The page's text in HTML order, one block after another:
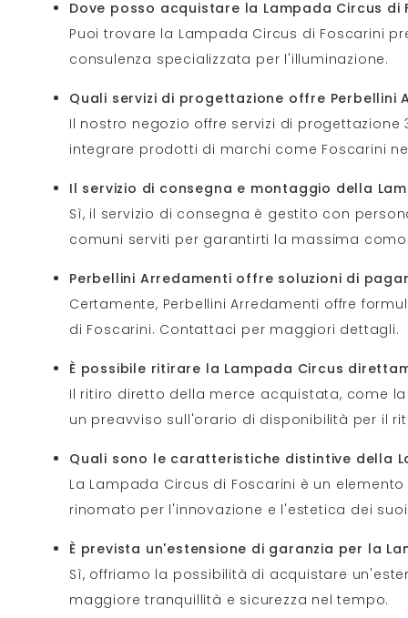
Dove posso acquistare la Lampada Circus di
Puoi trovare la Lampada Circus di Foscarini
consulenza specializzata per l'illuminazione.
Quali servizi di progettazione offre Perbellini
Il nostro negozio offre servizi di
integrare prodotti di marchi come Foscarini
Il servizio di consegna e montaggio della
Sì, il servizio di consegna è gestito con
comuni serviti per garantirti la massima
Perbellini Arredamenti offre soluzioni di
Certamente, Perbellini Arredamenti offre
di Foscarini. Contattaci per maggiori dettagli.
È possibile ritirare la Lampada Circus
Il ritiro diretto della merce acquistata, come
un preavviso sull'orario di disponibilità per il
Quali sono le caratteristiche distintive della
La Lampada Circus di Foscarini è un
rinomato per l'innovazione e l'estetica dei
È prevista un'estensione di garanzia per la
Sì, offriamo la possibilità di acquistare
maggiore tranquillità e sicurezza nel tempo.